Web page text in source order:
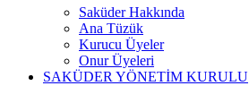
Saküder Hakkında
Ana Tüzük
Kurucu Üyeler
Onur Üyeleri
SAKÜDER YÖNETİM KURULU